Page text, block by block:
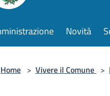
Novità
Home > Vivere il Comune >